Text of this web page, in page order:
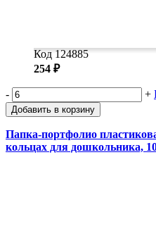
Код 124885
254 ₽
- +
Добавить в корзину
Папка-портфолио
кольцах для дошкольника,